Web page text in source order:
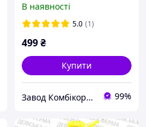
виморожена Маркі "П",5
л
В наявності
5.0 (1)
499₴
Купити
Завод Комбікормів - Преміксів - БМВД 99%